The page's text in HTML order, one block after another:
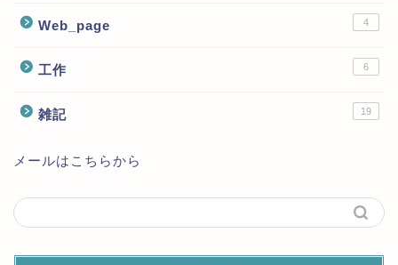
Web_page 4
工作 6
雑記 19
メールはこちらから